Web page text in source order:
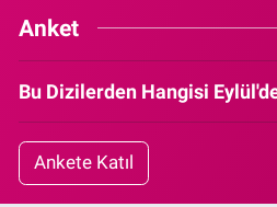
Anket
Bu Dizilerden Hangisi
Ankete Katıl